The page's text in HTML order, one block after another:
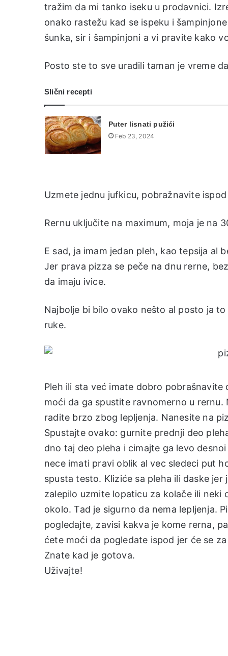
tražim da mi tanko iseku u prodavnici.
onako rastežu kad se ispeku i
šunka, sir i šampinjoni a vi pravite kako
Posto ste to sve uradili taman je vreme
Slični recepti
Puter lisnati pužići
Feb 23, 2024
Uzmete jednu jufkicu, pobražnavite
Rernu uključite na maximum, moja je na
E sad, ja imam jedan pleh, kao tepsija al
Jer prava pizza se peče na dnu rerne,
da imaju ivice.
Najbolje bi bilo ovako nešto al posto ja
ruke.
Pleh ili sta već imate dobro
moći da ga spustite ravnomerno u
radite brzo zbog lepljenja. Nanesite na
Spustajte ovako: gurnite prednji deo
dno taj deo pleha i cimajte ga levo
nece imati pravi oblik al vec sledeci put
spusta testo. Kliziće sa pleha ili daske
zalepilo uzmite lopaticu za kolače ili
okolo. Tad je sigurno da nema lepljenja.
pogledajte, zavisi kakva je kome rerna,
ćete moći da pogledate ispod jer će se
Znate kad je gotova.
Uživajte!